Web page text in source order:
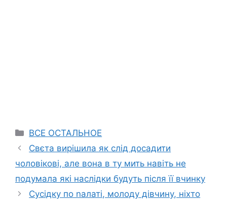
Categories
ВСЕ ОСТАЛЬНОЕ
Свєта вирішила як слід досадити
чоловікові, але вона в ту мить навіть не
подумала які наслідки будуть після її вчинку
Сусідку по nалаті, молоду дівчину, ніхто